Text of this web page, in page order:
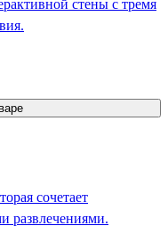
стены с тремя
сочетает
развлечениями.